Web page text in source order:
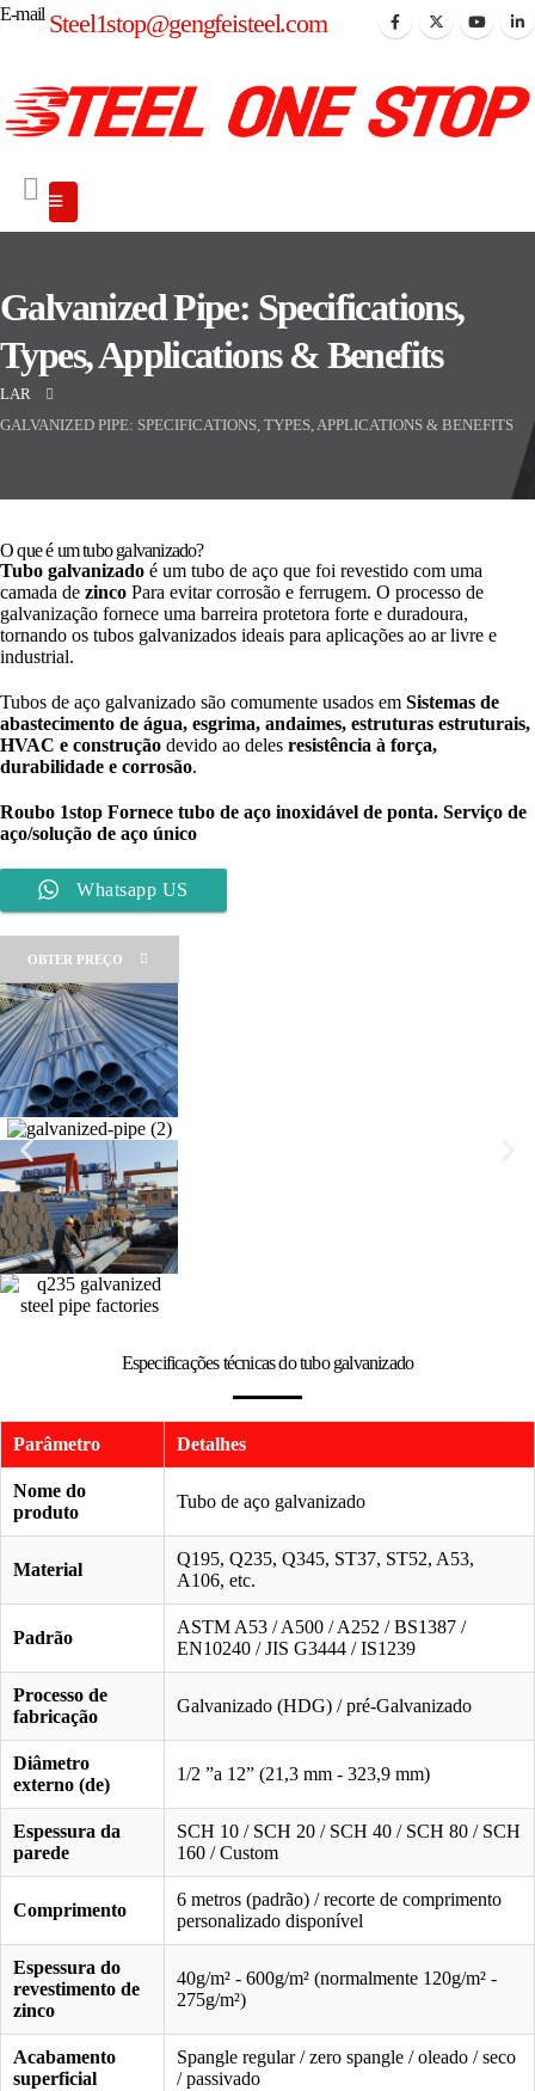
E-mail Steel1stop@gengfeisteel.com
Galvanized Pipe: Specifications,
Types, Applications & Benefits
LAR
GALVANIZED PIPE: SPECIFICATIONS, TYPES, APPLICATIONS & BENEFITS
O que é um tubo galvanizado?
Tubo galvanizado é um tubo de aço que foi revestido com uma
camada de zinco Para evitar corrosão e ferrugem. O processo de
galvanização fornece uma barreira protetora forte e duradoura,
tornando os tubos galvanizados ideais para aplicações ao ar livre e
industrial.
Tubos de aço galvanizado são comumente usados ​​em Sistemas de
abastecimento de água, esgrima, andaimes, estruturas estruturais,
HVAC e construção devido ao deles resistência à força,
durabilidade e corrosão.
Roubo 1stop Fornece tubo de aço inoxidável de ponta. Serviço de
aço/solução de aço único
Whatsapp US
OBTER PREÇO
Especificações técnicas do tubo galvanizado
Parâmetro Detalhes
Nome do
produto
Tubo de aço galvanizado
Material
Q195, Q235, Q345, ST37, ST52, A53,
A106, etc.
Padrão
ASTM A53 / A500 / A252 / BS1387 /
EN10240 / JIS G3444 / IS1239
Processo de
fabricação
Galvanizado (HDG) / pré-Galvanizado
Diâmetro
externo (de)
1/2 ”a 12” (21,3 mm - 323,9 mm)
Espessura da
parede
SCH 10 / SCH 20 / SCH 40 / SCH 80 / SCH
160 / Custom
Comprimento
6 metros (padrão) / recorte de comprimento
personalizado disponível
Espessura do
revestimento de
zinco
40g/m² - 600g/m² (normalmente 120g/m² -
275g/m²)
Acabamento
superficial
Spangle regular / zero spangle / oleado / seco
/ passivado